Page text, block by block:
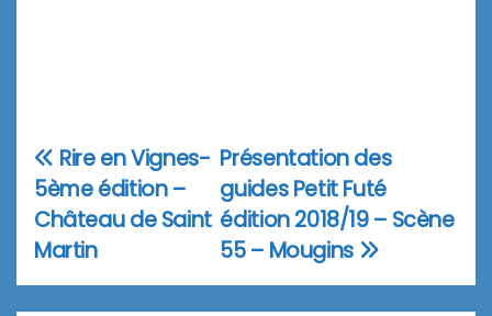
Navigation
de
l’article
Présentation des
guides Petit Futé
édition 2018/19 – Scène
55 – Mougins
Rire en Vignes-
5ème édition –
Château de Saint
Martin